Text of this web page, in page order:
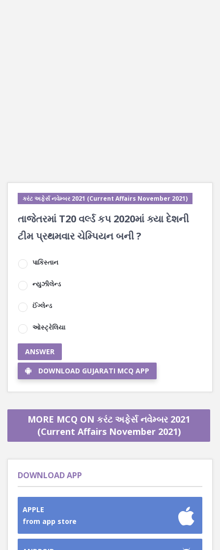
કરંટ અફેર્સ નવેમ્બર 2021 (Current Affairs November 2021)
તાજેતરમાં T20 વર્લ્ડ કપ 2020માં ક્યા દેશની
ટીમ પ્રથમવાર ચેમ્પિયન બની ?
પાકિસ્તાન
ન્યુઝીલેન્ડ
ઈંગ્લેન્ડ
ઓસ્ટ્રેલિયા
ANSWER
DOWNLOAD GUJARATI MCQ APP
MORE MCQ ON કરંટ અફેર્સ નવેમ્બર 2021
(Current Affairs November 2021)
DOWNLOAD APP
APPLE
from app store